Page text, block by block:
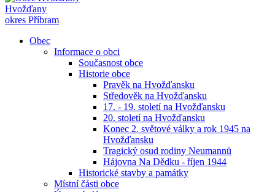
Hvožďany
okres Příbram
Obec
Informace o obci
Současnost obce
Historie obce
Pravěk na Hvožďansku
Středověk na Hvožďansku
17. - 19. století na Hvožďansku
20. století na Hvožďansku
Konec 2. světové války a rok 1945 na
Hvožďansku
Tragický osud rodiny Neumannů
Hájovna Na Dědku - říjen 1944
Historické stavby a památky
Místní části obce